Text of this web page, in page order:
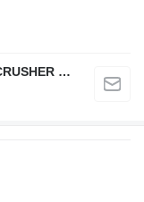
POLYGONMACH ASPHALT CONCRETE CRUSHER SYSTEMS